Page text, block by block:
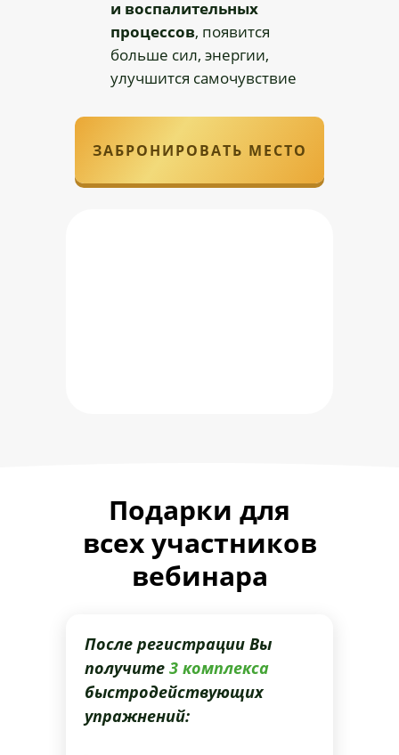
ЗАБРОНИРОВАТЬ МЕСТО
и воспалительных
процессов, появится
больше сил, энергии,
улучшится самочувствие
Подарки для
всех участников
вебинара
После регистрации Вы
получите 3 комплекса
быстродействующих
упражнений: